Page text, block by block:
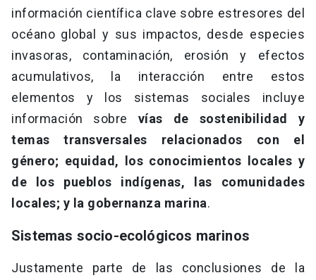
información científica clave sobre estresores del
océano global y sus impactos, desde especies
invasoras, contaminación, erosión y efectos
acumulativos, la interacción entre estos
elementos y los sistemas sociales incluye
información sobre vías de sostenibilidad y
temas transversales relacionados con el
género; equidad, los conocimientos locales y
de los pueblos indígenas, las comunidades
locales; y la gobernanza marina.
Sistemas socio-ecológicos marinos
Justamente parte de las conclusiones de la